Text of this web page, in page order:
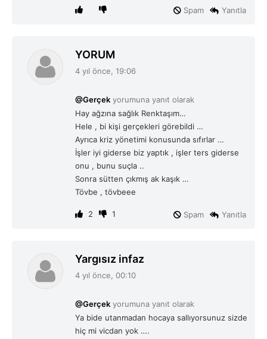
Yanıtla
Spam
YORUM
e
:
4 yıl önce, 19:06
@Gerçek yorumuna yanıt olarak
Hay ağzına sağlık Renktaşım…
Hele , bi kişi gerçekleri görebildi …
Ayrıca kriz yönetimi konusunda sıfırlar …
İşler iyi giderse biz yaptık , işler ters giderse
onu , bunu suçla ..
Sonra sütten çıkmış ak kaşık …
Tövbe , tövbeee
2 1 Yanıtla
Spam
Yargısız infaz
4 yıl önce, 00:10
@Gerçek yorumuna yanıt olarak
Ya bide utanmadan hocaya sallıyorsunuz sizde
hiç mi vicdan yok ….